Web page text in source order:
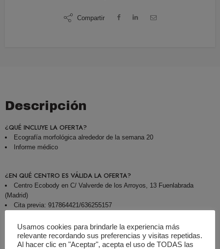
Compartir
Descripción
¿QUÉ INCLUYE LA OFERTA?
Ecografía morfológica alrededor de la semana 20
Informe médico
¿EN QUÉ CENTRO ES VÁLIDA LA OFERTA?
Centro Ecobody en C/ Valverde de los Arroyos, 13 Fuenlabrada
(Madrid)
Cita previa: 917864421/636255157
Usamos cookies para brindarle la experiencia más
relevante recordando sus preferencias y visitas repetidas.
Al hacer clic en "Aceptar", acepta el uso de TODAS las